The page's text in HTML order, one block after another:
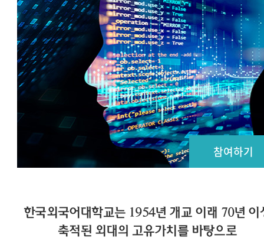
참여하기
한국외국어대학교는 1954년 개교 이래 70년 이
축적된 외대의 고유가치를 바탕으로